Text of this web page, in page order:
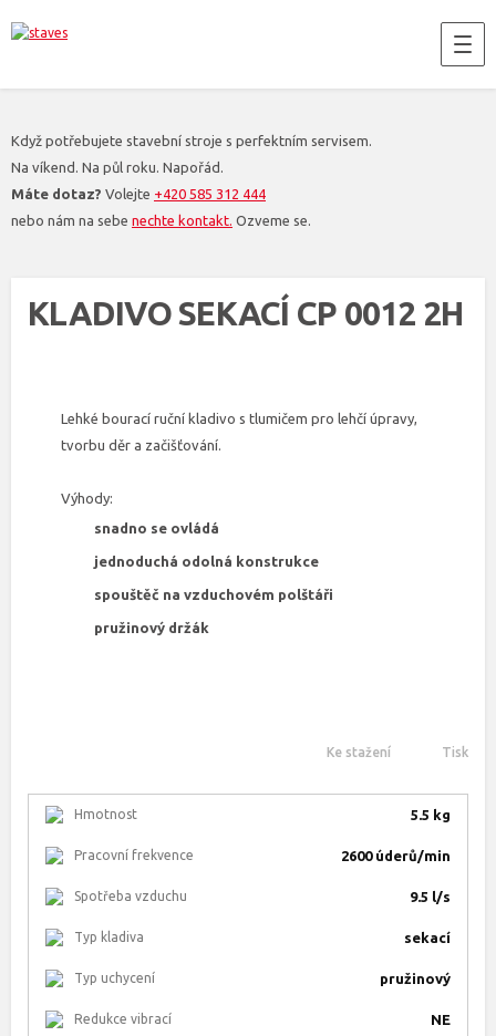
Když potřebujete stavební stroje s perfektním servisem.
Na víkend. Na půl roku. Napořád.
Máte dotaz? Volejte +420 585 312 444
nebo nám na sebe nechte kontakt. Ozveme se.
KLADIVO SEKACÍ CP 0012 2H
Lehké bourací ruční kladivo s tlumičem pro lehčí úpravy,
tvorbu děr a začišťování.
Výhody:
snadno se ovládá
jednoduchá odolná konstrukce
spouštěč na vzduchovém polštáři
pružinový držák
Ke stažení Tisk
Hmotnost 5.5 kg
Pracovní frekvence 2600 úderů/min
Spotřeba vzduchu 9.5 l/s
Typ kladiva sekací
Typ uchycení pružinový
Redukce vibrací NE